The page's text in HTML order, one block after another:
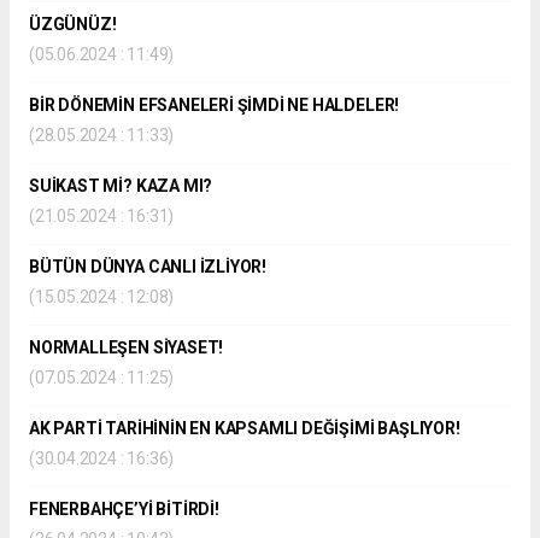
ÜZGÜNÜZ!
(05.06.2024 : 11:49)
BİR DÖNEMİN EFSANELERİ ŞİMDİ NE HALDELER!
(28.05.2024 : 11:33)
SUİKAST Mİ? KAZA MI?
(21.05.2024 : 16:31)
BÜTÜN DÜNYA CANLI İZLİYOR!
(15.05.2024 : 12:08)
NORMALLEŞEN SİYASET!
(07.05.2024 : 11:25)
AK PARTİ TARİHİNİN EN KAPSAMLI DEĞİŞİMİ BAŞLIYOR!
(30.04.2024 : 16:36)
FENERBAHÇE’Yİ BİTİRDİ!